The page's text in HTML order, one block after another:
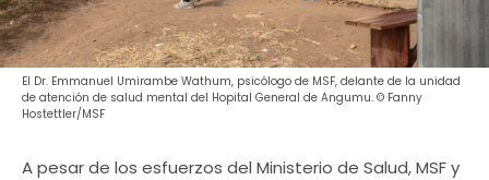
El Dr. Emmanuel Umirambe Wathum, psicólogo de MSF, delante de la unidad
de atención de salud mental del Hopital General de Angumu. © Fanny
Hostettler/MSF
A pesar de los esfuerzos del Ministerio de Salud, MSF y